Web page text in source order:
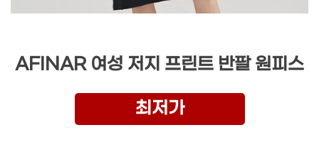
AFINAR 여성 저지 프린트 반팔 원피스
최저가